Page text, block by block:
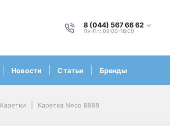
8 (044) 567 66 62
Пн-Пт: 09:00-18:00
Новости Статьи Бренды
Каретки Каретка Neco B888